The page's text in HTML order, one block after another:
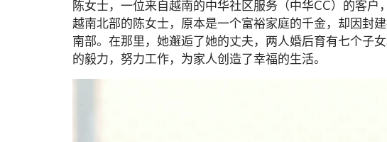
陈女士，一位来自越南的中华社区服务（中华CC）的客
越南北部的陈女士，原本是一个富裕家庭的千金，却因封
南部。在那里，她邂逅了她的丈夫，两人婚后育有七个子
的毅力，努力工作，为家人创造了幸福的生活。